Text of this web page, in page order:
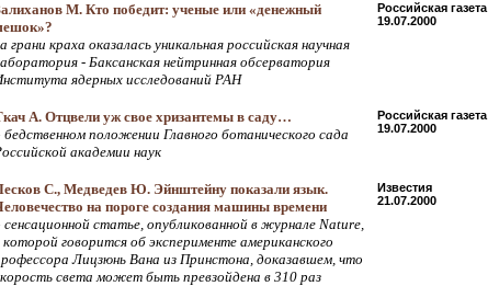
М. Кто победит: ученые или «денежный
грани краха оказалась уникальная российская научная
- Баксанская нейтринная обсерватория
ядерных исследований РАН
Российская газета
19.07.2000
А. Отцвели уж свое хризантемы в саду…
бедственном положении Главного ботанического сада
академии наук
Российская газета
19.07.2000
С., Медведев Ю. Эйнштейну показали язык.
на пороге создания машины времени
сенсационной статье, опубликованной в журнале Nature,
которой говорится об эксперименте американского
Лицзюнь Вана из Принстона, доказавшем, что
света может быть превзойдена в 310 раз
Известия
21.07.2000